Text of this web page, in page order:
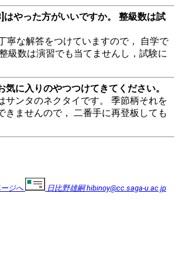
はやった方がいいですか。 整級数は試
寧な解答をつけていますので， 自学で
級数は演習でも当てませんし，試験に
気に入りのやつつけてきてください。
サンタのネクタイです。 季節柄それを
きませんので， 二番手に再登板しても
ジへ 日比野雄嗣 hibinoy@cc.saga-u.ac.jp